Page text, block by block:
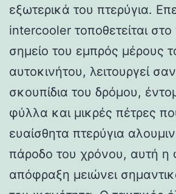
εξωτερικά του πτερύγια.
intercooler τοποθετείται
σημείο του εμπρός μέρους
αυτοκινήτου, λειτουργεί
σκουπίδια του δρόμου,
φύλλα και μικρές πέτρες
ευαίσθητα πτερύγια
πάροδο του χρόνου, αυτή η
απόφραξη μειώνει